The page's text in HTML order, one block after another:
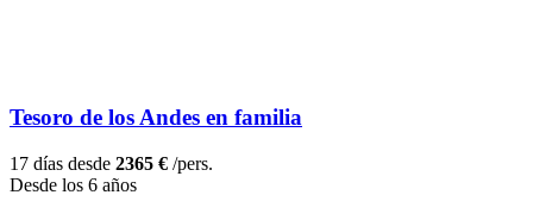
Tesoro de los Andes en familia
17 días desde 2365 € /pers.
Desde los 6 años